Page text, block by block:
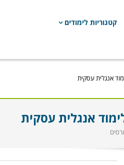
קטגוריות לימודים
אנגלית עסקית
אנגלית עסקית